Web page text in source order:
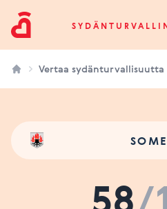
Sydänturvallinen Suomi
Vertaa sydänturvallisuutta